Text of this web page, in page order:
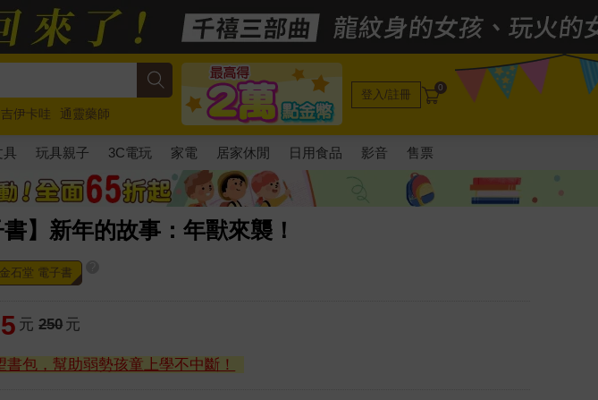
吉伊卡哇
通靈藥師
慢跑
登入/註冊 0
具 玩具親子 3C電玩 家電 居家休閒 日用食品 影音 售票
書】新年的故事：年獸來襲！
金石堂 電子書
元 250 元
書包，幫助弱勢孩童上學不中斷！